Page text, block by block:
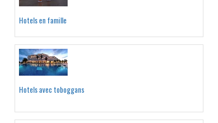
Hotels en famille
Hotels avec toboggans